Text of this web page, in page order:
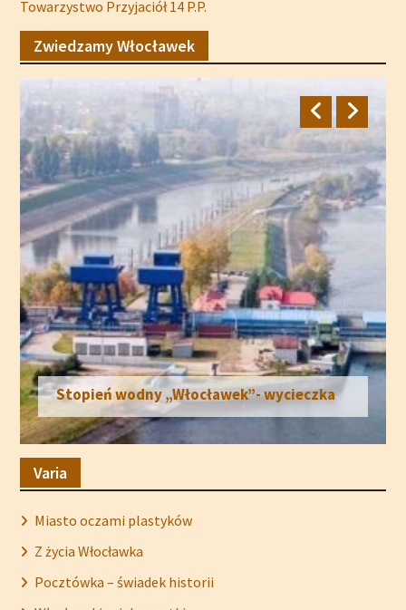
Towarzystwo Przyjaciół 14 P.P.
Zwiedzamy Włocławek
Miecz Wikinga- wyjątkowy artefakt z
Włocławka
Varia
Miasto oczami plastyków
Z życia Włocławka
Pocztówka – świadek historii